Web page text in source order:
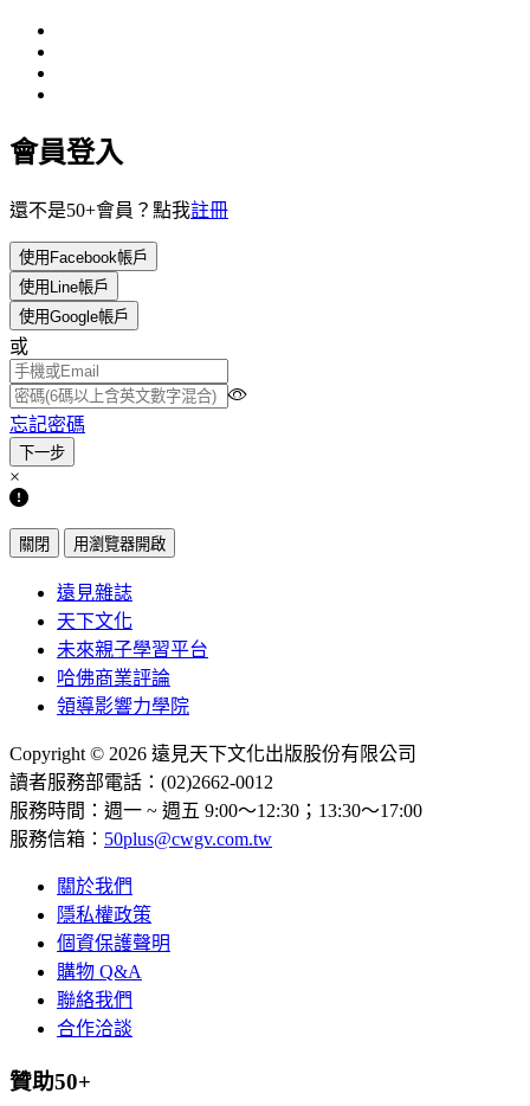
會員登入
還不是50+會員？點我註冊
使用Facebook帳戶
使用Line帳戶
使用Google帳戶
或
忘記密碼
×
關閉 用瀏覽器開啟
遠見雜誌
天下文化
未來親子學習平台
哈佛商業評論
領導影響力學院
Copyright © 2026 遠見天下文化出版股份有限公司
讀者服務部電話：(02)2662-0012
服務時間：週一 ~ 週五 9:00～12:30；13:30～17:00
服務信箱： 50plus@cwgv.com.tw
關於我們
隱私權政策
個資保護聲明
購物 Q&A
聯絡我們
合作洽談
贊助50+